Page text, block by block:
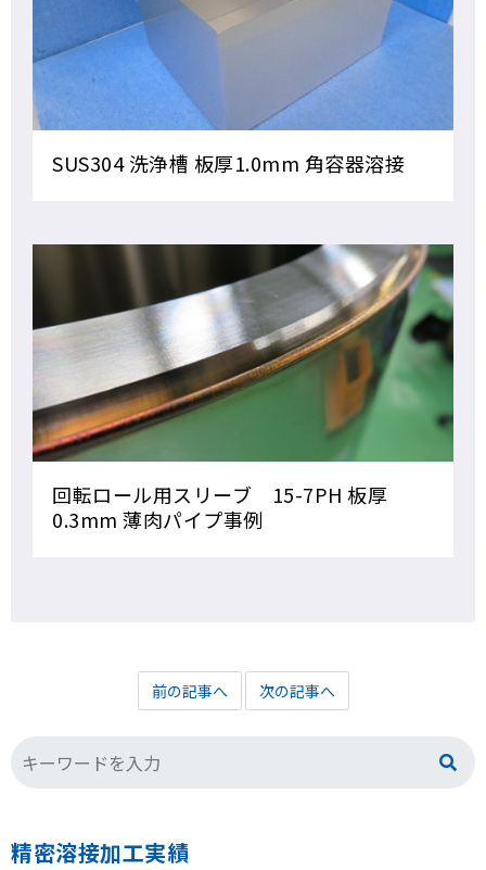
SUS304 洗浄槽 板厚1.0mm 角容器溶接
回転ロール用スリーブ 15-7PH 板厚
0.3mm 薄肉パイプ事例
前の記事へ 次の記事へ
精密溶接加工実績